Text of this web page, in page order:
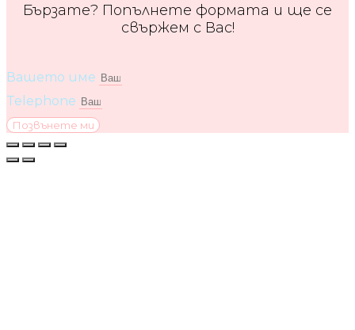
Бързате? Попълнете формата и ще се
свържем с Вас!
Вашето име
Telephone
Позвънете ми